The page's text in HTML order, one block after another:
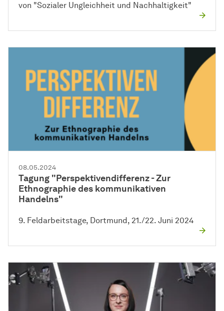
von "Sozialer Ungleichheit und Nachhaltigkeit"
08.05.2024
Tagung "Perspektivendifferenz - Zur
Ethnographie des kommunikativen
Handelns"
9. Feldarbeitstage, Dortmund, 21./22. Juni 2024